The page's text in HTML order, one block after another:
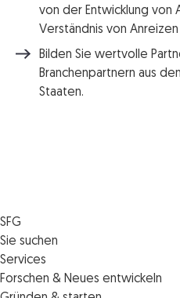
von der Entwicklung von
Verständnis von Anreizen
Bilden Sie wertvolle
Branchenpartnern aus
Staaten.
SFG
Die SFG
Jobs
Medienservice
Sie suchen
Förderungen
Finanzierungen
Services
Veranstaltungen
Forschen & Neues entwickeln